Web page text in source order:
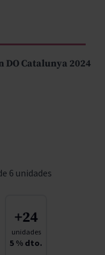
DO Catalunya 2024
6 unidades
+24
unidades
5 % dto.